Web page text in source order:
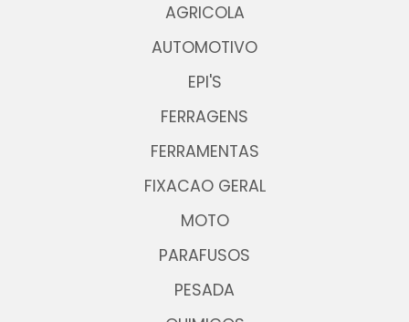
AGRICOLA
AUTOMOTIVO
EPI'S
FERRAGENS
FERRAMENTAS
FIXACAO GERAL
MOTO
PARAFUSOS
PESADA